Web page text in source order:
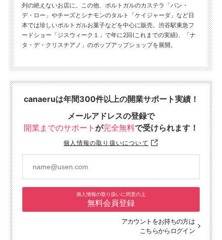
列の絶えないお店に。この他、ポルトガルのカステラ「パン・
デ・ロー」やチーズとシナモンのタルト「ケイジャーダ」など日
本では珍しいポルトガルお菓子などを中心に販売。渋谷駅東急フ
ードショー「ジスウィーク１」で年に2回(これまでの実績)、「ナ
タ・デ・クリスチアノ」のポップアップショップを展開。
canaeruは年間300件以上の開業サポート実績！
メールアドレスの登録で
開業までのサポート が完全無料で受けられます！
個人情報の取り扱いについて
個人情報の取り扱いに同意の上
無料会員登録
アカウントをお持ちの方は
こちらからログイン